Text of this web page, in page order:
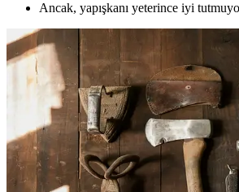
Ancak, yapışkanı yeterince iyi